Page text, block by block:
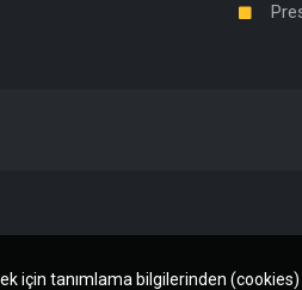
için tanımlama bilgilerinden (cookies)